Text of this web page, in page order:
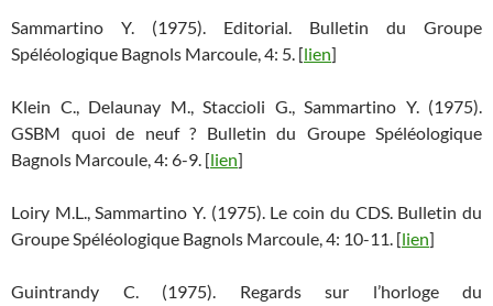
Sammartino Y. (1975). Editorial. Bulletin du Groupe
Spéléologique Bagnols Marcoule, 4: 5. [lien]
Klein C., Delaunay M., Staccioli G., Sammartino Y. (1975).
GSBM quoi de neuf ? Bulletin du Groupe Spéléologique
Bagnols Marcoule, 4: 6-9. [lien]
Loiry M.L., Sammartino Y. (1975). Le coin du CDS. Bulletin du
Groupe Spéléologique Bagnols Marcoule, 4: 10-11. [lien]
Guintrandy C. (1975). Regards sur l’horloge du